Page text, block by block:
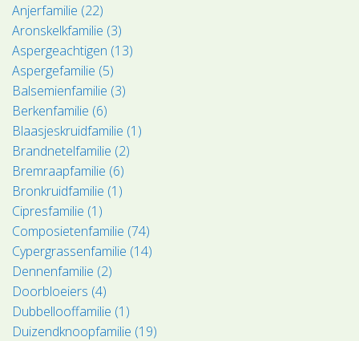
Anjerfamilie (22)
Aronskelkfamilie (3)
Aspergeachtigen (13)
Aspergefamilie (5)
Balsemienfamilie (3)
Berkenfamilie (6)
Blaasjeskruidfamilie (1)
Brandnetelfamilie (2)
Bremraapfamilie (6)
Bronkruidfamilie (1)
Cipresfamilie (1)
Composietenfamilie (74)
Cypergrassenfamilie (14)
Dennenfamilie (2)
Doorbloeiers (4)
Dubbellooffamilie (1)
Duizendknoopfamilie (19)